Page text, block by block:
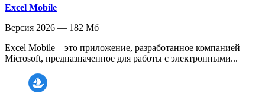
Excel Mobile
Версия 2026 — 182 Мб
Excel Mobile – это приложение, разработанное компанией
Microsoft, предназначенное для работы с электронными...